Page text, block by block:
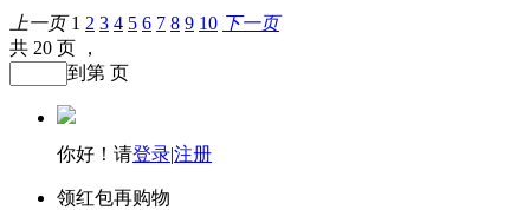
上一页 1 2 3 4 5 6 7 8 9 10 下一页
共 20 页 ，
到第 页
你好！请登录|注册
领红包再购物